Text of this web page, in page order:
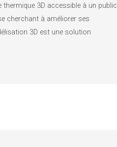
thermique 3D accessible à un public
cherchant à améliorer ses
3D est une solution